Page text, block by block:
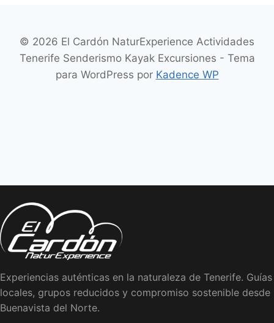
© 2026 El Cardón NaturExperience Actividades
Tenerife Senderismo Kayak Excursiones - Tema
para WordPress por Kadence WP
Experiencias auténticas en la naturaleza de Tenerife. Guías
locales, grupos reducidos y compromiso sostenible desde
Buenavista del Norte.